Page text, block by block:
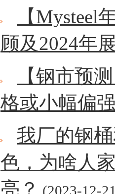
【Mysteel
顾及2024年
【钢市预
格或小幅偏
我厂的钢
色，为啥人
亮？ (2023-12-